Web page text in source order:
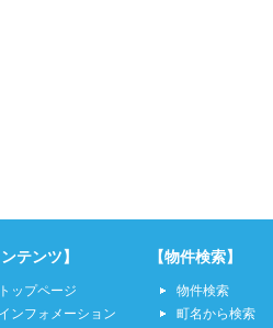
ンテンツ】
トップページ
インフォメーション
【物件検索】
物件検索
町名から検索